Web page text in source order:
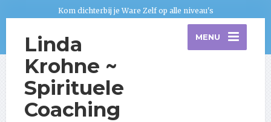
Kom dichterbij je Ware Zelf op alle niveau's
Linda
Krohne ~
Spirituele
Coaching
MENU